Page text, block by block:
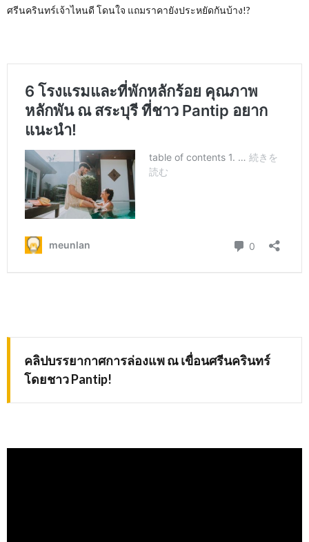
ศรีนครินทร์เจ้าไหนดี โดนใจ แถมราคายังประหยัดกันบ้าง!?
คลิปบรรยากาศการล่องแพ ณ เขื่อนศรีนครินทร์
โดยชาวPantip!